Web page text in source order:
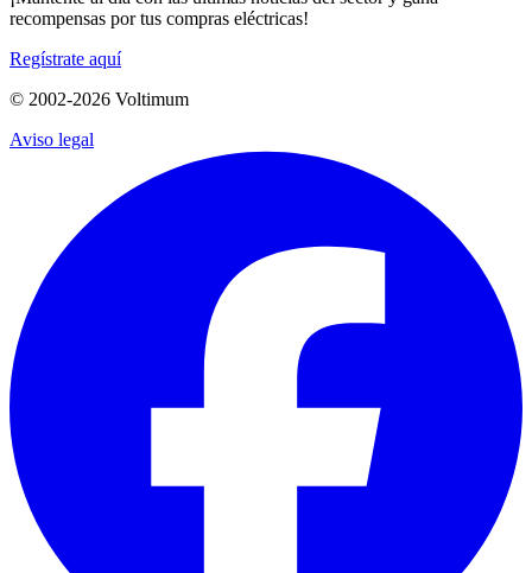
recompensas por tus compras eléctricas!
Regístrate aquí
© 2002-2026 Voltimum
Aviso legal